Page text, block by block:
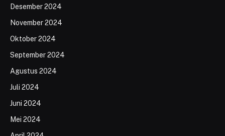
Desember 2024
November 2024
Oktober 2024
September 2024
Agustus 2024
Juli 2024
Juni 2024
Mei 2024